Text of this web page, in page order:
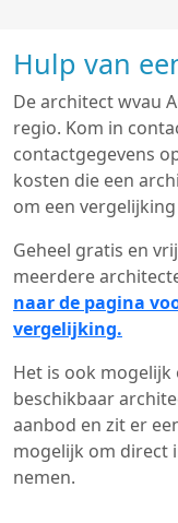
Hulp van
De architect wvau
regio. Kom in
contactgegevens
kosten die een
om een
Geheel gratis en
meerdere
naar de pagina
vergelijking.
Het is ook
beschikbaar
aanbod en zit er
mogelijk om direct
nemen.